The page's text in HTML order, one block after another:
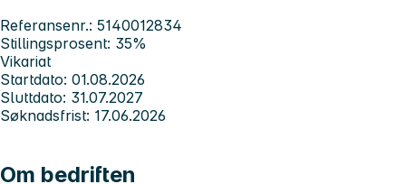
Referansenr.: 5140012834
Stillingsprosent: 35%
Vikariat
Startdato: 01.08.2026
Sluttdato: 31.07.2027
Søknadsfrist: 17.06.2026
Om bedriften